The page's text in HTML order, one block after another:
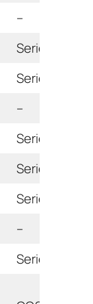
–
Serie
Serie
–
Serie
Serie
Serie
–
Serie